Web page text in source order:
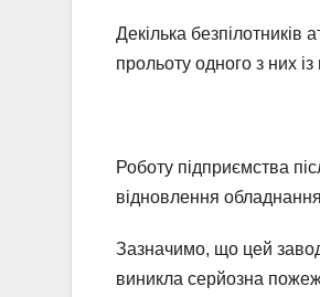
Декілька
прольоту одного з них
Роботу підприємства
відновлення
Зазначимо, що цей завод
виникла серйозна